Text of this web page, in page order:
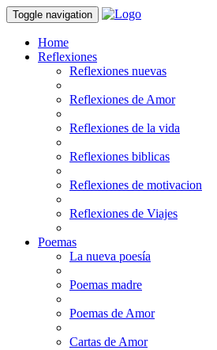
Toggle navigation
Home
Reflexiones
Reflexiones nuevas
Reflexiones de Amor
Reflexiones de la vida
Reflexiones biblicas
Reflexiones de motivacion
Reflexiones de Viajes
Poemas
La nueva poesía
Poemas madre
Poemas de Amor
Cartas de Amor